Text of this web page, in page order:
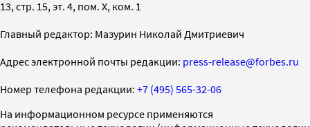
13, стр. 15, эт. 4, пом. X, ком. 1
Главный редактор: Мазурин Николай Дмитриевич
Адрес электронной почты редакции: press-release@forbes.ru
Номер телефона редакции: +7 (495) 565-32-06
На информационном ресурсе применяются